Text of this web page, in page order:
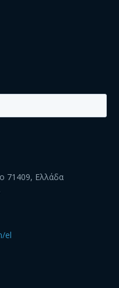
71409, Ελλάδα
el